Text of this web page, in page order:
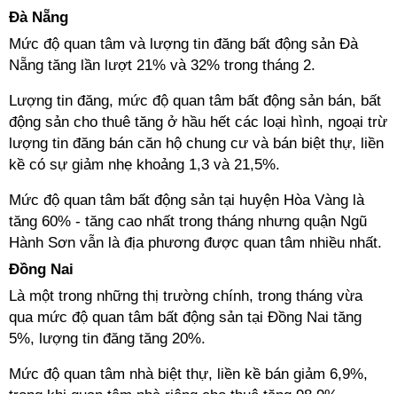
Đà Nẵng
Mức độ quan tâm và lượng tin đăng bất động sản Đà
Nẵng tăng lần lượt 21% và 32% trong tháng 2.
Lượng tin đăng, mức độ quan tâm bất động sản bán, bất
động sản cho thuê tăng ở hầu hết các loại hình, ngoại trừ
lượng tin đăng bán căn hộ chung cư và bán biệt thự, liền
kề có sự giảm nhẹ khoảng 1,3 và 21,5%.
Mức độ quan tâm bất động sản tại huyện Hòa Vàng là
tăng 60% - tăng cao nhất trong tháng nhưng quận Ngũ
Hành Sơn vẫn là địa phương được quan tâm nhiều nhất.
Đồng Nai
Là một trong những thị trường chính, trong tháng vừa
qua mức độ quan tâm bất động sản tại Đồng Nai tăng
5%, lượng tin đăng tăng 20%.
Mức độ quan tâm nhà biệt thự, liền kề bán giảm 6,9%,